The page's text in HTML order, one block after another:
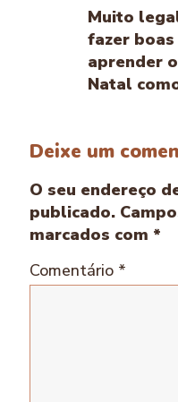
Muito
fazer
aprender
Natal
Deixe um
O seu endereço
publicado.
marcados com *
Comentário *